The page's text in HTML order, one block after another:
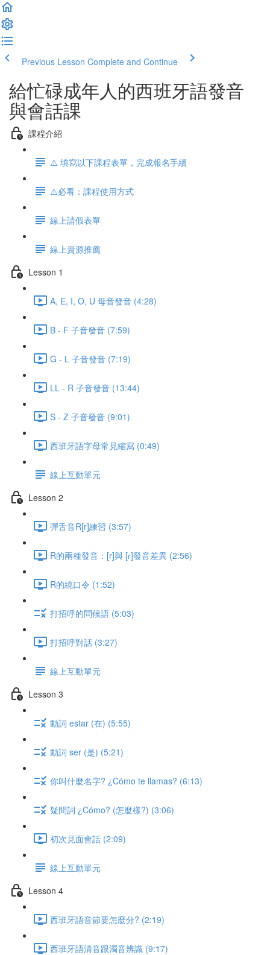
Previous Lesson Complete and Continue
給忙碌成年人的西班牙語發音
與會話課
課程介紹
⚠️ 填寫以下課程表單，完成報名手續
⚠️必看：課程使用方式
線上請假表單
線上資源推薦
Lesson 1
A, E, I, O, U 母音發音 (4:28)
B - F 子音發音 (7:59)
G - L 子音發音 (7:19)
LL - R 子音發音 (13:44)
S - Z 子音發音 (9:01)
西班牙語字母常見縮寫 (0:49)
線上互動單元
Lesson 2
彈舌音R[r]練習 (3:57)
R的兩種發音：[r]與 [ɾ]發音差異 (2:56)
R的繞口令 (1:52)
打招呼的問候語 (5:03)
打招呼對話 (3:27)
線上互動單元
Lesson 3
動詞 estar (在) (5:55)
動詞 ser (是) (5:21)
你叫什麼名字? ¿Cómo te llamas? (6:13)
疑問詞 ¿Cómo? (怎麼樣?) (3:06)
初次見面會話 (2:09)
線上互動單元
Lesson 4
西班牙語音節要怎麼分? (2:19)
西班牙語清音跟濁音辨識 (9:17)